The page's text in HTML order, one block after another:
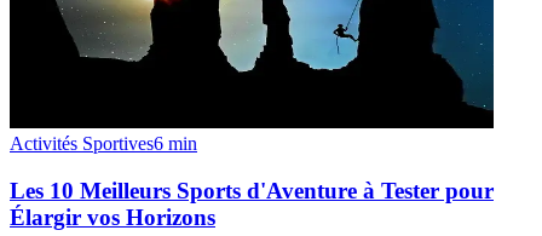
Activités Sportives6 min
Les 10 Meilleurs Sports d'Aventure à Tester pour
Élargir vos Horizons